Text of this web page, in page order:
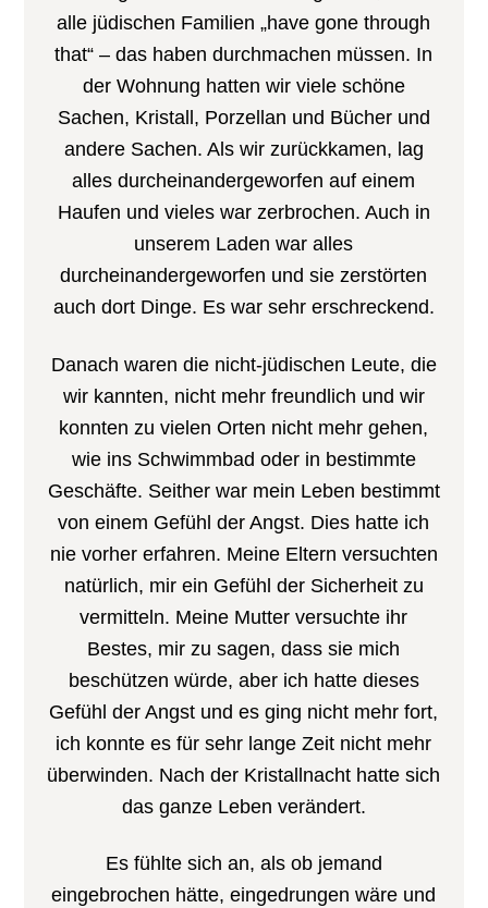
alle jüdischen Familien „have gone through
that“ – das haben durchmachen müssen. In
der Wohnung hatten wir viele schöne
Sachen, Kristall, Porzellan und Bücher und
andere Sachen. Als wir zurückkamen, lag
alles durcheinandergeworfen auf einem
Haufen und vieles war zerbrochen. Auch in
unserem Laden war alles
durcheinandergeworfen und sie zerstörten
auch dort Dinge. Es war sehr erschreckend.
Danach waren die nicht-jüdischen Leute, die
wir kannten, nicht mehr freundlich und wir
konnten zu vielen Orten nicht mehr gehen,
wie ins Schwimmbad oder in bestimmte
Geschäfte. Seither war mein Leben bestimmt
von einem Gefühl der Angst. Dies hatte ich
nie vorher erfahren. Meine Eltern versuchten
natürlich, mir ein Gefühl der Sicherheit zu
vermitteln. Meine Mutter versuchte ihr
Bestes, mir zu sagen, dass sie mich
beschützen würde, aber ich hatte dieses
Gefühl der Angst und es ging nicht mehr fort,
ich konnte es für sehr lange Zeit nicht mehr
überwinden. Nach der Kristallnacht hatte sich
das ganze Leben verändert.
Es fühlte sich an, als ob jemand
eingebrochen hätte, eingedrungen wäre und